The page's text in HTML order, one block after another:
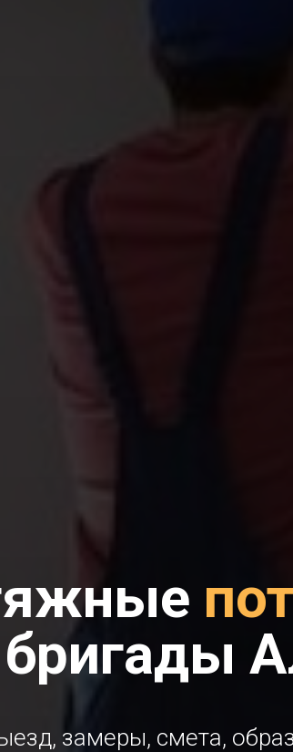
бригады
замеры, смета,